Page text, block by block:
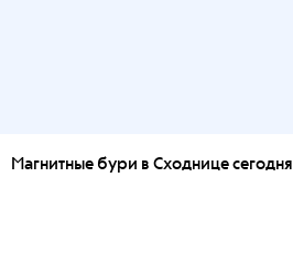
Магнитные бури в Сходнице сегодня